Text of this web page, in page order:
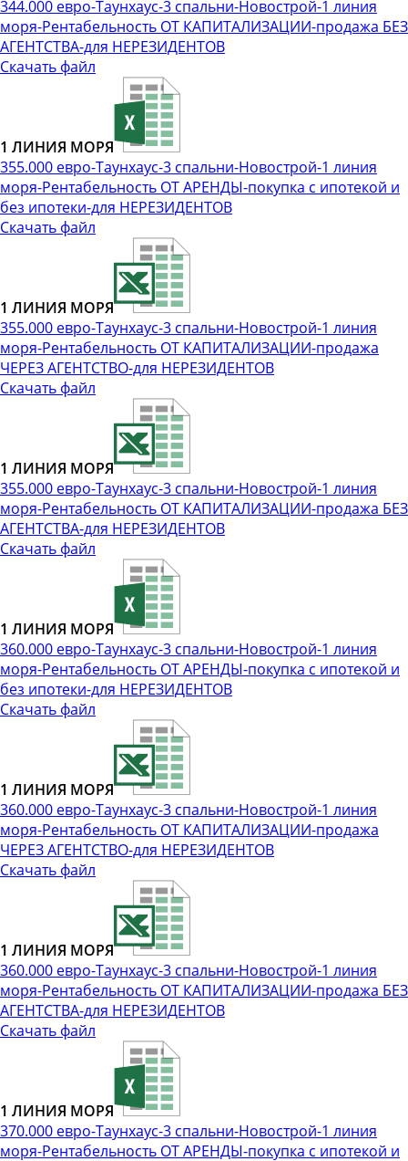
344.000 евро-Таунхаус-3 спальни-Новострой-1 линия
моря-Рентабельность ОТ КАПИТАЛИЗАЦИИ-продажа БЕЗ
АГЕНТСТВА-для НЕРЕЗИДЕНТОВ
Скачать файл
1 ЛИНИЯ МОРЯ
355.000 евро-Таунхаус-3 спальни-Новострой-1 линия
моря-Рентабельность ОТ АРЕНДЫ-покупка с ипотекой и
без ипотеки-для НЕРЕЗИДЕНТОВ
Скачать файл
1 ЛИНИЯ МОРЯ
355.000 евро-Таунхаус-3 спальни-Новострой-1 линия
моря-Рентабельность ОТ КАПИТАЛИЗАЦИИ-продажа
ЧЕРЕЗ АГЕНТСТВО-для НЕРЕЗИДЕНТОВ
Скачать файл
1 ЛИНИЯ МОРЯ
355.000 евро-Таунхаус-3 спальни-Новострой-1 линия
моря-Рентабельность ОТ КАПИТАЛИЗАЦИИ-продажа БЕЗ
АГЕНТСТВА-для НЕРЕЗИДЕНТОВ
Скачать файл
1 ЛИНИЯ МОРЯ
360.000 евро-Таунхаус-3 спальни-Новострой-1 линия
моря-Рентабельность ОТ АРЕНДЫ-покупка с ипотекой и
без ипотеки-для НЕРЕЗИДЕНТОВ
Скачать файл
1 ЛИНИЯ МОРЯ
360.000 евро-Таунхаус-3 спальни-Новострой-1 линия
моря-Рентабельность ОТ КАПИТАЛИЗАЦИИ-продажа
ЧЕРЕЗ АГЕНТСТВО-для НЕРЕЗИДЕНТОВ
Скачать файл
1 ЛИНИЯ МОРЯ
360.000 евро-Таунхаус-3 спальни-Новострой-1 линия
моря-Рентабельность ОТ КАПИТАЛИЗАЦИИ-продажа БЕЗ
АГЕНТСТВА-для НЕРЕЗИДЕНТОВ
Скачать файл
1 ЛИНИЯ МОРЯ
370.000 евро-Таунхаус-3 спальни-Новострой-1 линия
моря-Рентабельность ОТ АРЕНДЫ-покупка с ипотекой и